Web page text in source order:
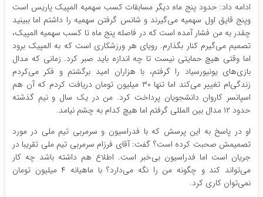
ادامه داد: حدود پنج ماه دیگر مسابقات کسب سهمیه المپیک پاریس است
وپنج قایق اول سهمیه می‌گیرند و شانس گرفتن سهمیه را داشتم اما ببینید
چقدر به من فشار آمده است که در فاصله پنج ماه تا کسب سهمیه المپیک،
تصمیم می‌گیرم کنار بگذارم. رویای هر ورزشکاری است که به المپیک برود
اما وقتی هیچ حمایتی نیست تا چه اندازه باید صبر کرد. زمانی که مدال
بازی‌های یونیورسیاد را گرفتم، با هزاران امید برگشتم و فکر می‌کردم
زندگی‌ام تغییر می‌کند اما تنها ۳۰ میلیون تومان دریافت کردم که آن هم
اسپانسر کاروان دانشجویان پرداخت کرد. من در یک سال و نیم گذشته
حدود ۱۲ مدال بین المللی گرفتم اما هیچ کدام به چشم نیامد.
او در پاسخ به این پرسش که با فدراسیون و سرمربی تیم ملی در مورد
تصمیمش صحبت کرده است؟ گفت: آقای فرزام سرمربی تیم ملی تقریبا در
جریان است اما فدراسیون بی‌خبر است. اطلاع هم داشته باشد چه کار
می‌تواند کند و چگونه من را نگه می‌دارد؟ با ماهیانه ۴ میلیون تومان
نمی‌توان کاری کرد.